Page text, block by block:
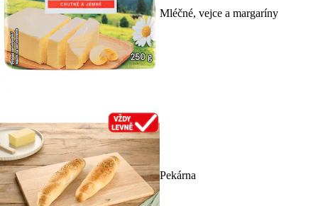
Mléčné, vejce a margaríny
Pekárna